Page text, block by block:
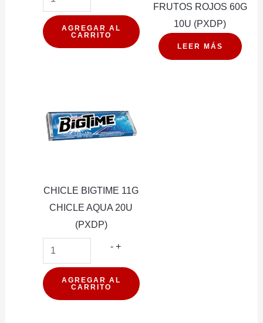
2
CEREZA
cantidad
AGREGAR AL
CARRITO
FRUTOS ROJOS 60G
10U (PXDP)
LEER MÁS
CHICLE BIGTIME 11G
CHICLE AQUA 20U
(PXDP)
- CHICLE
11G
CHICLE
+
AGREGAR AL
CARRITO